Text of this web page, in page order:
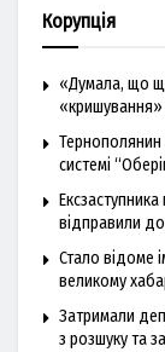
Корупція
«Думала, що
«кришування»
Тернополянин
системі
відправили до
Стало відоме
великому
Затримали
з розшуку та